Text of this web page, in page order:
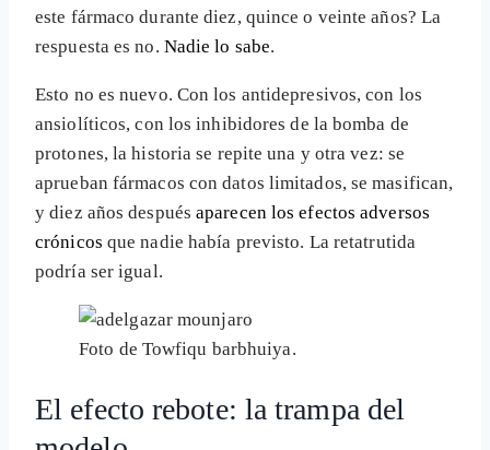
este fármaco durante diez, quince o veinte años? La
respuesta es no. Nadie lo sabe.
Esto no es nuevo. Con los antidepresivos, con los
ansiolíticos, con los inhibidores de la bomba de
protones, la historia se repite una y otra vez: se
aprueban fármacos con datos limitados, se masifican,
y diez años despuésaparecen los efectos adversos
crónicos que nadie había previsto. La retatrutida
podría ser igual.
Foto de Towfiqu barbhuiya.
El efecto rebote: la trampa del